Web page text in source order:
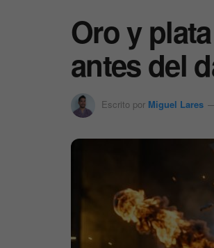
Oro y
antes del
Escrito por Miguel Lares